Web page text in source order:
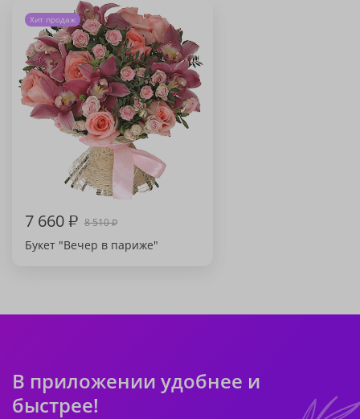
Хит продаж
7 660₽ 8 510₽
Букет "Вечер в париже"
В приложении удобнее и
быстрее!